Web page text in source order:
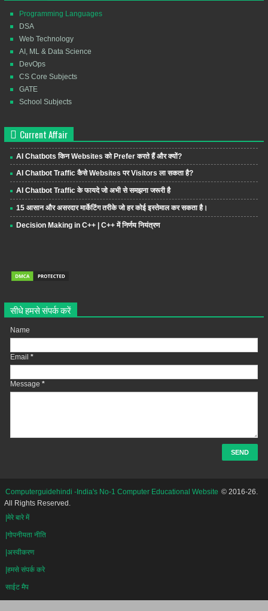
Programming Languages
DSA
Web Technology
AI, ML & Data Science
DevOps
CS Core Subjects
GATE
School Subjects
Current Affair
AI Chatbots किन Websites को Prefer करते हैं और क्यों?
AI Chatbot Traffic कैसे Websites पर Visitors ला सकता है?
AI Chatbot Traffic के फायदे जो अभी से समझना जरूरी है
15 आसान और असरदार मार्केटिंग तरीके जो हर कोई इस्तेमाल कर सकता है।
Decision Making in C++ | C++ में निर्णय नियंत्रण
सीधे हमसे संपर्क करें
Name
Email *
Message *
Computerguidehindi -India's No-1 Computer Educational Website © 2016-26.
All Rights Reserved.
|मेरे बारे में
|गोपनीयता नीति
|अस्वीकरण
|हमसे संपर्क करे
साईट मैप